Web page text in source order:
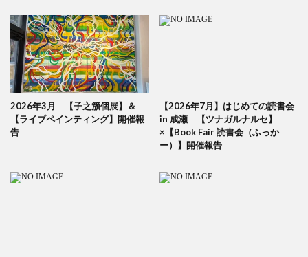
2026年3月 【子之籏個展】＆
【ライブペインティング】開催報
告
【2026年7月】はじめての読書会
in 成瀬 【ツナガルナルセ】
×【Book Fair 読書会（ふっか
ー）】開催報告